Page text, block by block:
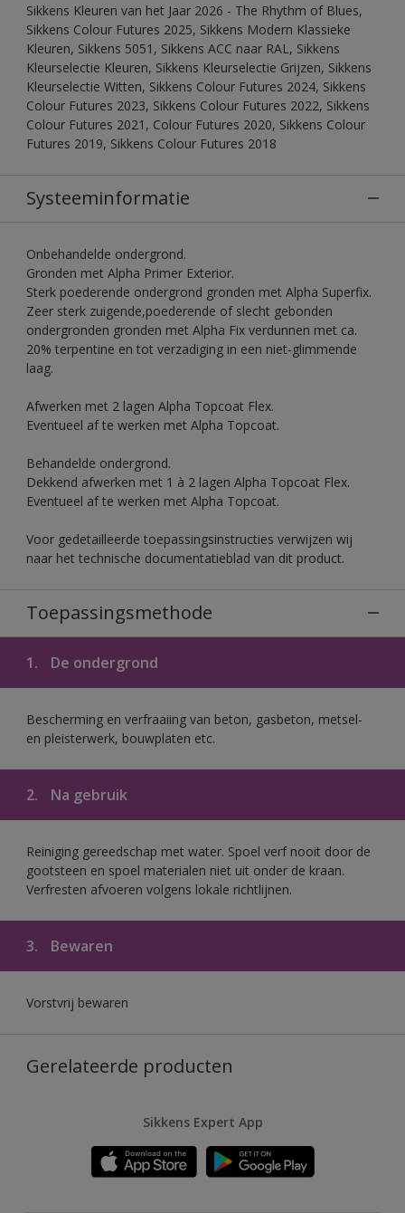
Sikkens Kleuren van het Jaar 2026 - The Rhythm of Blues,
Sikkens Colour Futures 2025, Sikkens Modern Klassieke
Kleuren, Sikkens 5051, Sikkens ACC naar RAL, Sikkens
Kleurselectie Kleuren, Sikkens Kleurselectie Grijzen, Sikkens
Kleurselectie Witten, Sikkens Colour Futures 2024, Sikkens
Colour Futures 2023, Sikkens Colour Futures 2022, Sikkens
Colour Futures 2021, Colour Futures 2020, Sikkens Colour
Futures 2019, Sikkens Colour Futures 2018
Systeeminformatie
Onbehandelde ondergrond.
Gronden met Alpha Primer Exterior.
Sterk poederende ondergrond gronden met Alpha Superfix.
Zeer sterk zuigende,poederende of slecht gebonden
ondergronden gronden met Alpha Fix verdunnen met ca.
20% terpentine en tot verzadiging in een niet-glimmende
laag.
Afwerken met 2 lagen Alpha Topcoat Flex.
Eventueel af te werken met Alpha Topcoat.
Behandelde ondergrond.
Dekkend afwerken met 1 à 2 lagen Alpha Topcoat Flex.
Eventueel af te werken met Alpha Topcoat.
Voor gedetailleerde toepassingsinstructies verwijzen wij
naar het technische documentatieblad van dit product.
Toepassingsmethode
1. De ondergrond
Bescherming en verfraaiing van beton, gasbeton, metsel-
en pleisterwerk, bouwplaten etc.
2. Na gebruik
Reiniging gereedschap met water. Spoel verf nooit door de
gootsteen en spoel materialen niet uit onder de kraan.
Verfresten afvoeren volgens lokale richtlijnen.
3. Bewaren
Vorstvrij bewaren
Gerelateerde producten
Sikkens Expert App